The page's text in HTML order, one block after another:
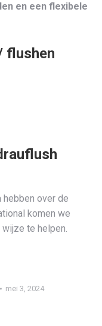
en een flexibele
flushen
hebben over de
komen we
te helpen.
mei 3, 2024